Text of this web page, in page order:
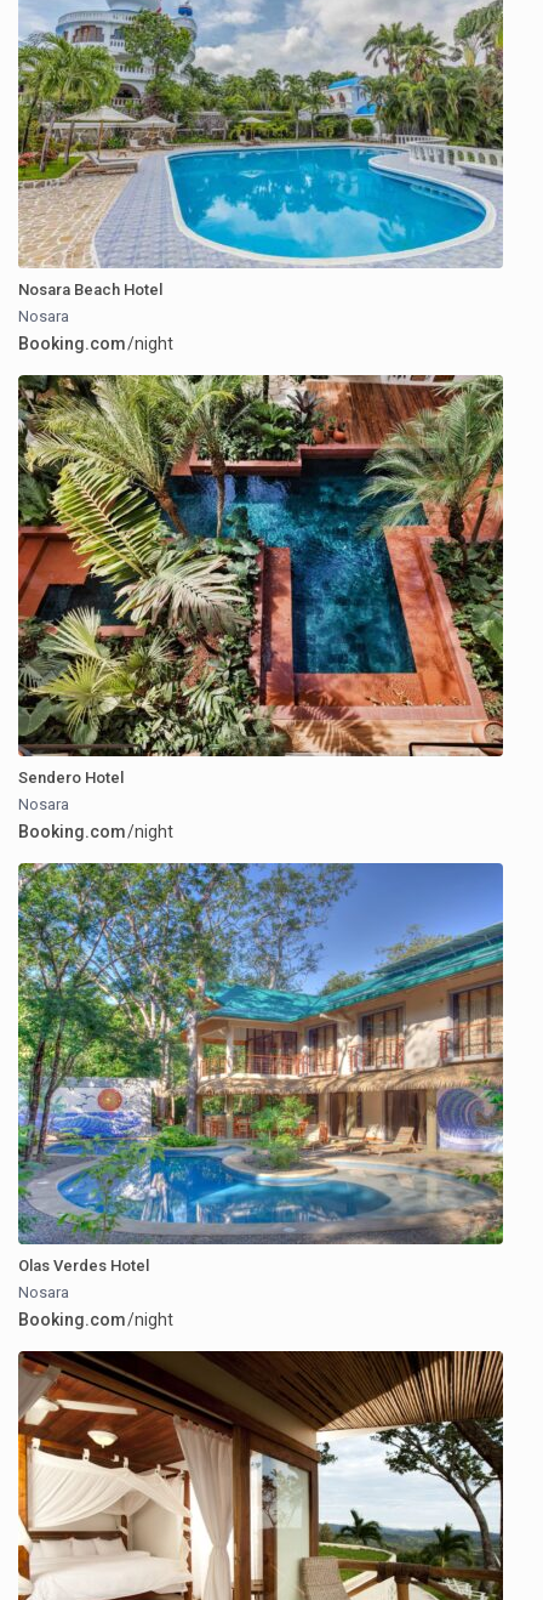
Nosara Beach Hotel
Nosara
Booking.com/night
Sendero Hotel
Nosara
Booking.com/night
Olas Verdes Hotel
Nosara
Booking.com/night